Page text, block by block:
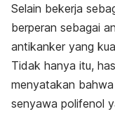
Selain bekerja
berperan sebagai
antikanker yang
Tidak hanya itu,
menyatakan
senyawa polifenol